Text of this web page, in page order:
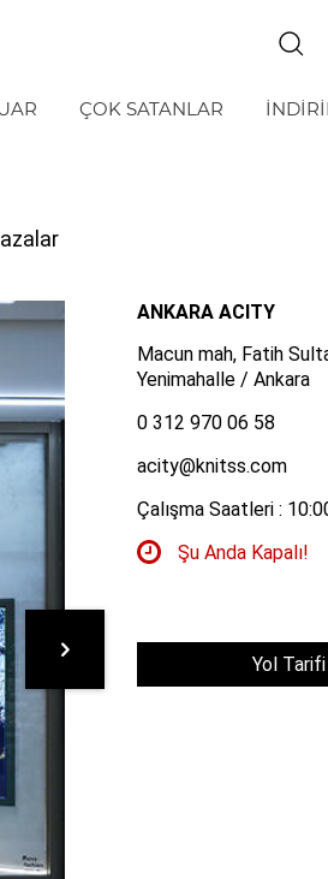
ÇOK SATANLAR
ANKARA ACITY
Macun mah, Fatih
Yenimahalle / Ankara
0 312 970 06 58
acity@knitss.com
Çalışma Saatleri :
Şu Anda Kapalı!
Yol Tarifi